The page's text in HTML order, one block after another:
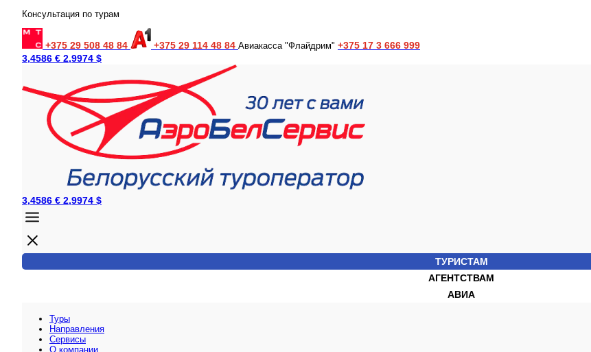
Консультация по турам
+375 29 508 48 84 +375 29 114 48 84 Авиакасса "Флайдрим" +375 17 3 666 999
3,4586 € 2,9974 $
3,4586 € 2,9974 $
ТУРИСТАМ
АГЕНТСТВАМ
АВИА
Туры
Направления
Сервисы
O компании